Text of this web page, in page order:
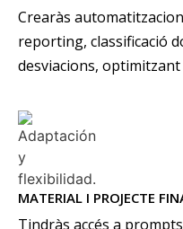
Crearàs
reporting, classificació
desviacions,
MATERIAL I PROJECTE
Tindràs accés a